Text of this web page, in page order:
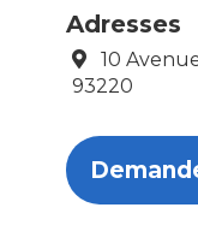
Adresses
10
93220